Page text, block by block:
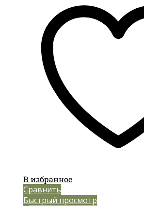
В избранное
Сравнить
Быстрый просмотр